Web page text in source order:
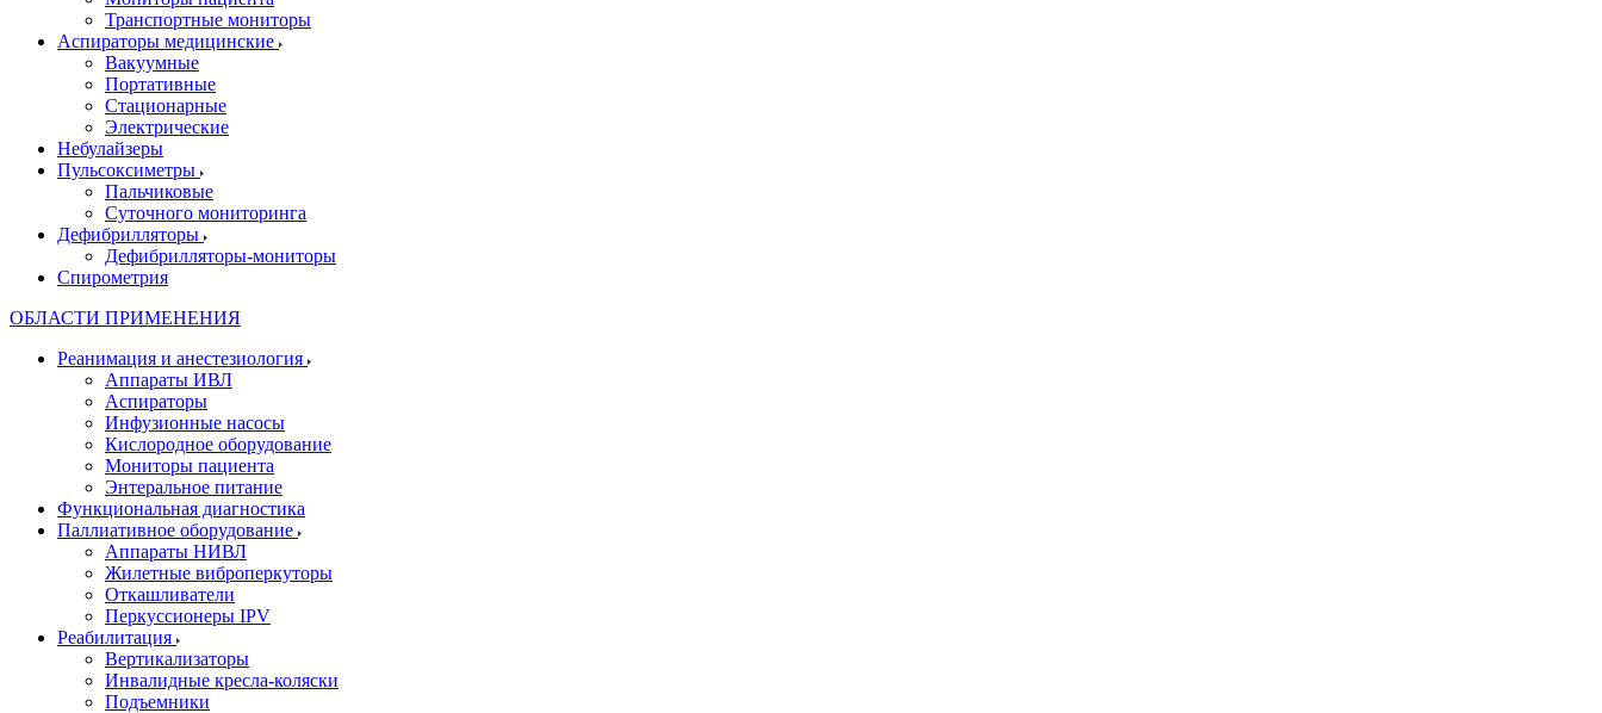
Транспортные мониторы
Аспираторы медицинские
Вакуумные
Портативные
Стационарные
Электрические
Небулайзеры
Пульсоксиметры
Пальчиковые
Суточного мониторинга
Дефибрилляторы
Дефибрилляторы-мониторы
Спирометрия
ОБЛАСТИ ПРИМЕНЕНИЯ
Реанимация и анестезиология
Аппараты ИВЛ
Аспираторы
Инфузионные насосы
Кислородное оборудование
Мониторы пациента
Энтеральное питание
Функциональная диагностика
Паллиативное оборудование
Аппараты НИВЛ
Жилетные виброперкуторы
Откашливатели
Перкуссионеры IPV
Реабилитация
Вертикализаторы
Инвалидные кресла-коляски
Подъемники